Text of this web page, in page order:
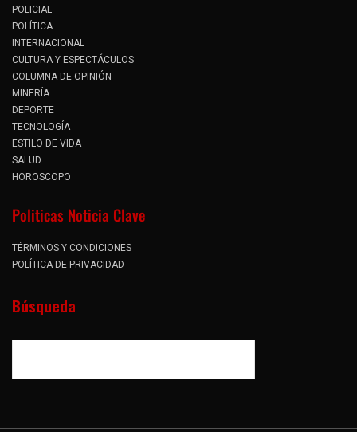
POLICIAL
POLÍTICA
INTERNACIONAL
CULTURA Y ESPECTÁCULOS
COLUMNA DE OPINIÓN
MINERÍA
DEPORTE
TECNOLOGÍA
ESTILO DE VIDA
SALUD
HOROSCOPO
Politicas Noticia Clave
TÉRMINOS Y CONDICIONES
POLÍTICA DE PRIVACIDAD
Búsqueda